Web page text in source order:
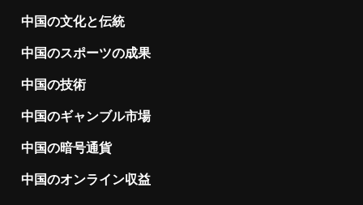
中国の文化と伝統
中国のスポーツの成果
中国の技術
中国のギャンブル市場
中国の暗号通貨
中国のオンライン収益